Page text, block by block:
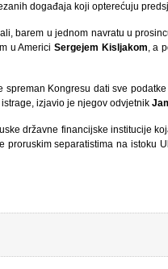
događaja koji opterećuju
barem u jednom navratu u
u AmericiSergejem Kisljakom, a
Kongresu dati sve
izjavio je njegov odvjetnik
državne financijske institucije
proruskim separatistima na istoku